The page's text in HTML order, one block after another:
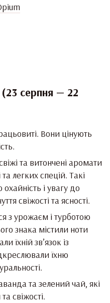
серпня — 22
Вони цінують
та витончені аромати
легких спецій. Такі
і увагу до
свіжості та ясності.
з урожаєм і турботою
знака містили ноти
їхній зв’язок із
їхню
та зелений чай, які
свіжості.